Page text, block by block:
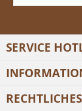
SERVICE
RECHTLICHES